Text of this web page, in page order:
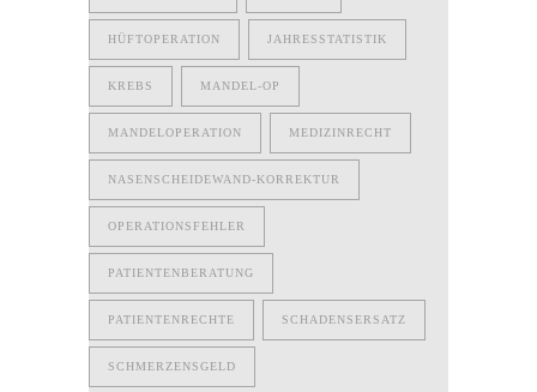
HÜFTOPERATION JAHRESSTATISTIK
KREBS MANDEL-OP
MANDELOPERATION MEDIZINRECHT
NASENSCHEIDEWAND-KORREKTUR
OPERATIONSFEHLER
PATIENTENBERATUNG
PATIENTENRECHTE SCHADENSERSATZ
SCHMERZENSGELD